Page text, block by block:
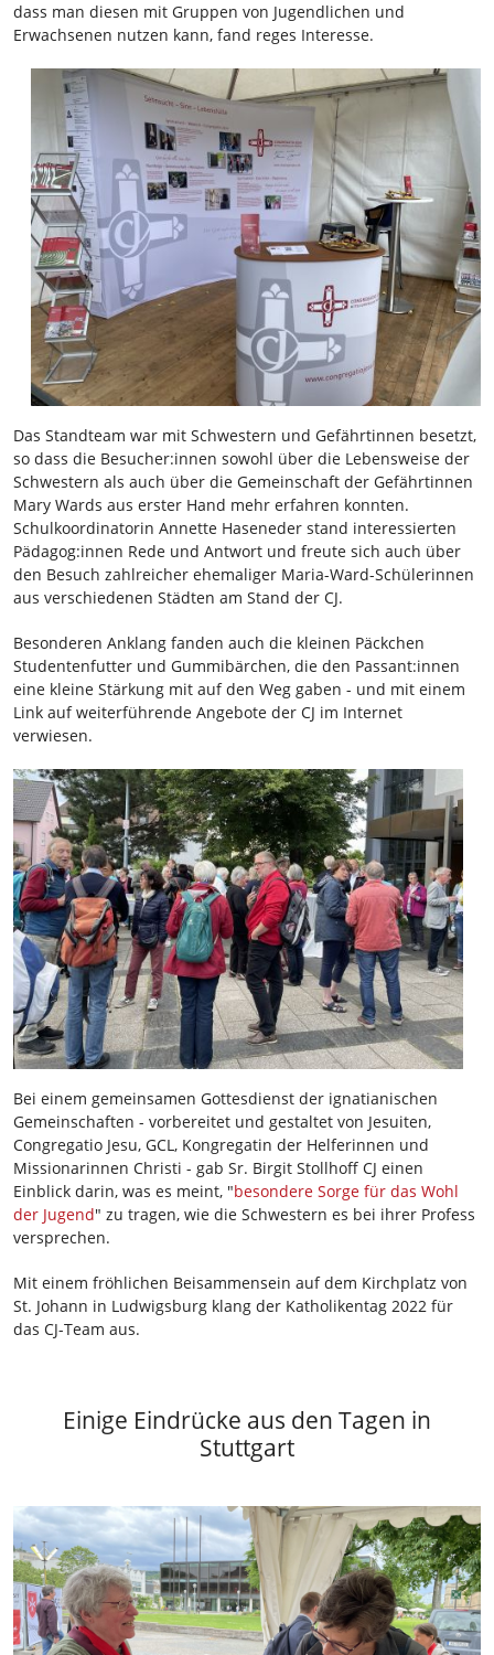
dass man diesen mit Gruppen von Jugendlichen und
Erwachsenen nutzen kann, fand reges Interesse.
Das Standteam war mit Schwestern und Gefährtinnen besetzt,
so dass die Besucher:innen sowohl über die Lebensweise der
Schwestern als auch über die Gemeinschaft der Gefährtinnen
Mary Wards aus erster Hand mehr erfahren konnten.
Schulkoordinatorin Annette Haseneder stand interessierten
Pädagog:innen Rede und Antwort und freute sich auch über
den Besuch zahlreicher ehemaliger Maria-Ward-Schülerinnen
aus verschiedenen Städten am Stand der CJ.
Besonderen Anklang fanden auch die kleinen Päckchen
Studentenfutter und Gummibärchen, die den Passant:innen
eine kleine Stärkung mit auf den Weg gaben - und mit einem
Link auf weiterführende Angebote der CJ im Internet
verwiesen.
Bei einem gemeinsamen Gottesdienst der ignatianischen
Gemeinschaften - vorbereitet und gestaltet von Jesuiten,
Congregatio Jesu, GCL, Kongregatin der Helferinnen und
Missionarinnen Christi - gab Sr. Birgit Stollhoff CJ einen
Einblick darin, was es meint, "besondere Sorge für das Wohl
der Jugend" zu tragen, wie die Schwestern es bei ihrer Profess
versprechen.
Mit einem fröhlichen Beisammensein auf dem Kirchplatz von
St. Johann in Ludwigsburg klang der Katholikentag 2022 für
das CJ-Team aus.
Einige Eindrücke aus den Tagen in
Stuttgart